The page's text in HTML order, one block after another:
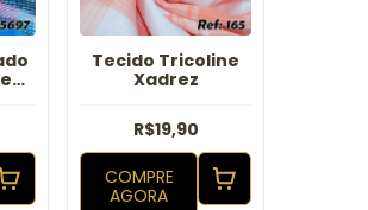
Tecido Tricoline
Xadrez
R$19,90
COMPRE
AGORA